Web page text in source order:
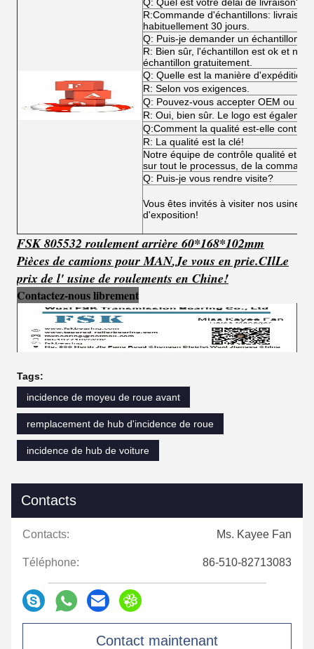
R:Commande d'échantillons:
habituellement 30 jours.
Q: Puis-je demander un échantillon?
R: Bien sûr, l'échantillon est ok et
échantillon gratuitement.
Q: Quelle est la manière d'expédition?
R: Selon vos exigences.
Q: Pouvez-vous accepter OEM ou
R: Oui, bien sûr. Le logo est
Q:Comment la qualité est-elle
R: La qualité est la clé!
Notre équipe de contrôle qualité et
sur tout le processus, de la
Q: Puis-je vous rendre visite?
Vous êtes invités à visiter nos usines,
d'exposition!
FSK 805532 roulement arrière 60*168*102mm
Pièces de camions pour MAN,Je vous en prie.CIlLe
prix de l' usine de roulements en Chine!
Contactez-nous librement
Tags:
incidence de moyeu de roue avant
remplacement de hub d'incidence de roue
incidence de hub de voiture
Contacts
Contacts: Ms. Kayee Fan
Téléphone: 86-510-82713083
Contact maintenant